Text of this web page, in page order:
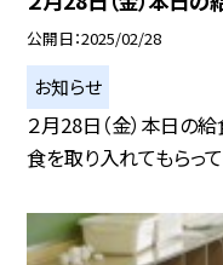
公開日 2025/02/28
お知らせ
２月28日（金）本日の
食を取り入れてもらっ